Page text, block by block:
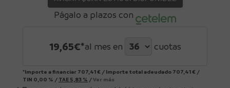
Págalo a plazos con
19,65€*al mes en cuotas
*Importe a financiar 707,41 € / Importe total adeudado 707,41 € /
TIN 0,00 % / TAE 5,83 % /Ver más